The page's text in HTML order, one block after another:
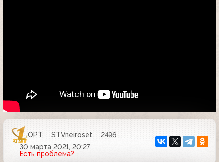
ОРТ STVneiroset
2496
30 марта 2021, 20:27
Есть проблема?